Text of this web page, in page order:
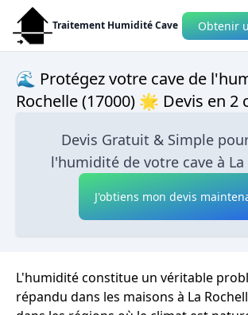
Traitement Humidité Cave Obtenir
🌊 Protégez votre cave de
Rochelle (17000) 🌟 Devis en
Devis Gratuit & Simple
l'humidité de votre cave à La
J'obtiens mon devis
L'humidité constitue un véritable
répandu dans les maisons à La